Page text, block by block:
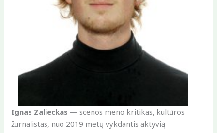
Ignas Zalieckas — scenos meno kritikas, kultūros
žurnalistas, nuo 2019 metų vykdantis aktyvią